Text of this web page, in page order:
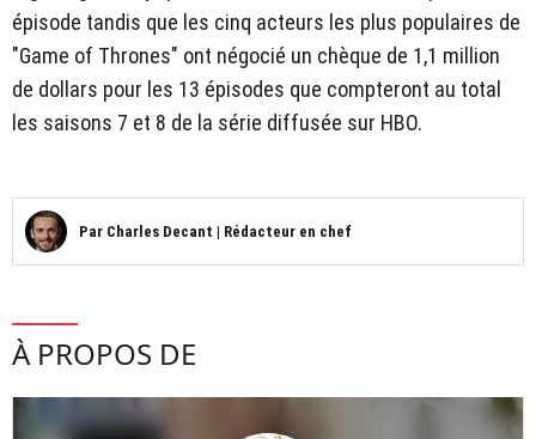
épisode tandis que les cinq acteurs les plus populaires de
"Game of Thrones" ont négocié un chèque de 1,1 million
de dollars pour les 13 épisodes que compteront au total
les saisons 7 et 8 de la série diffusée sur HBO.
Par Charles Decant | Rédacteur en chef
À PROPOS DE